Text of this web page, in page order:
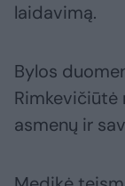
laidavimą.
Bylos
Rimkevičiūtė
asmenų ir